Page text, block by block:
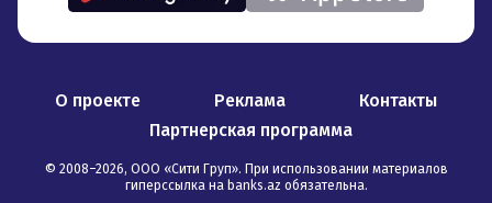
О проекте Реклама
Контакты
Партнерская программа
© 2008–2026, ООО «Сити Груп». При использовании материалов
гиперссылка на banks.az обязательна.